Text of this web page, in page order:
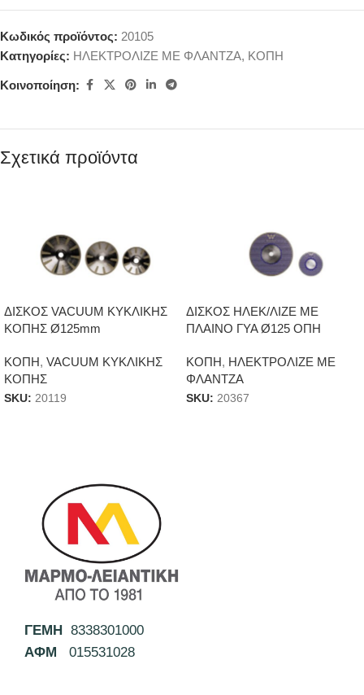
Κωδικός προϊόντος: 20105
Κατηγορίες: ΗΛΕΚΤΡΟΛΙΖΕ ΜΕ ΦΛΑΝΤΖΑ, ΚΟΠΗ
Κοινοποίηση:
Σχετικά προϊόντα
ΔΙΣΚΟΣ VACUUM ΚΥΚΛΙΚΗΣ
ΚΟΠΗΣ Ø125mm
ΚΟΠΗ, VACUUM ΚΥΚΛΙΚΗΣ
ΚΟΠΗΣ
SKU: 20119
ΔΙΣΚΟΣ ΗΛΕΚ/ΛΙΖΕ ΜΕ
ΠΛΑΙΝΟ ΓΥΑ Ø125 ΟΠΗ
ΚΟΠΗ, ΗΛΕΚΤΡΟΛΙΖΕ ΜΕ
ΦΛΑΝΤΖΑ
SKU: 20367
ΓΕΜΗ 8338301000
ΑΦΜ 015531028